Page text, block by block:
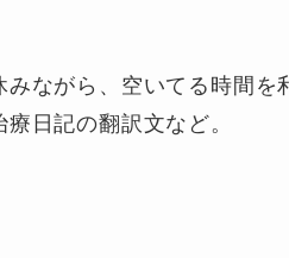
みながら、空いてる時間
日記の翻訳文など。